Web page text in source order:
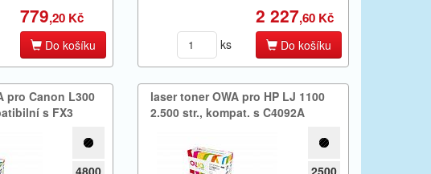
779,20 Kč
Do košíku
2 227,60 Kč
ks Do košíku
pro Canon L300
s FX3
4800
laser toner OWA pro HP LJ 1100
2.​500 str.​,​ kompat.​ s C4092A
2500